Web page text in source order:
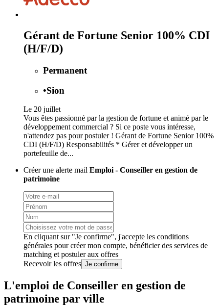
Gérant de Fortune Senior 100% CDI
(H/F/D)
Permanent
•Sion
Le 20 juillet
Vous êtes passionné par la gestion de fortune et animé par le
développement commercial ? Si ce poste vous intéresse,
n'attendez pas pour postuler ! Gérant de Fortune Senior 100%
CDI (H/F/D) Responsabilités * Gérer et développer un
portefeuille de...
Créer une alerte mail Emploi - Conseiller en gestion de
patrimoine
En cliquant sur "Je confirme", j'accepte les conditions
générales pour créer mon compte, bénéficier des services de
matching et postuler aux offres
Recevoir les offres Je confirme
L'emploi de Conseiller en gestion de
patrimoine par ville